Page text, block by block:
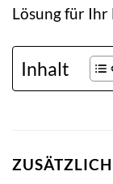
Lösung für Ihr
Inhalt